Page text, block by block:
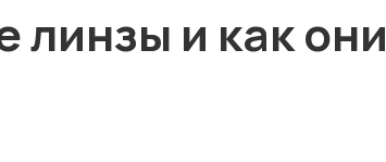
линзы и как они